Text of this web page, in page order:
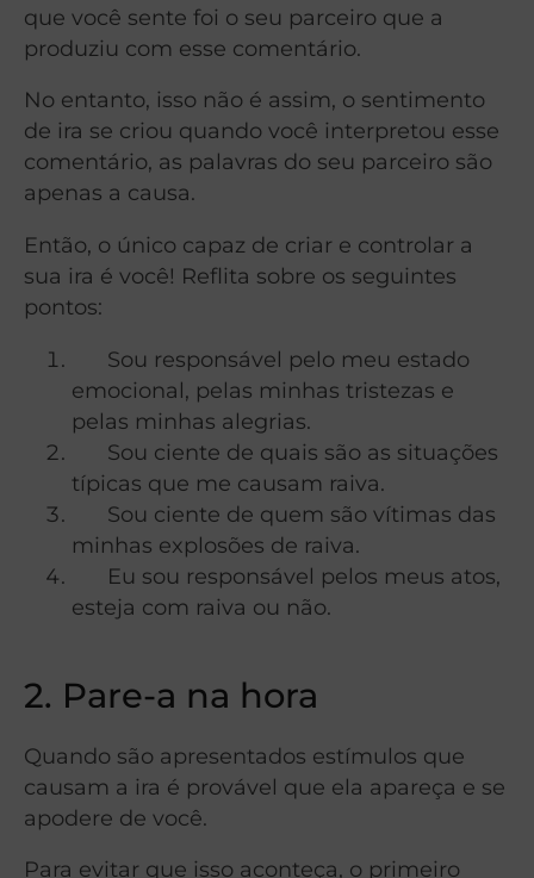
que você sente foi o seu parceiro que a
produziu com esse comentário.
No entanto, isso não é assim, o sentimento
de ira se criou quando você interpretou esse
comentário, as palavras do seu parceiro são
apenas a causa.
Então, o único capaz de criar e controlar a
sua ira é você! Reflita sobre os seguintes
pontos:
Sou responsável pelo meu estado
emocional, pelas minhas tristezas e
pelas minhas alegrias.
Sou ciente de quais são as situações
típicas que me causam raiva.
Sou ciente de quem são vítimas das
minhas explosões de raiva.
Eu sou responsável pelos meus atos,
esteja com raiva ou não.
2. Pare-a na hora
Quando são apresentados estímulos que
causam a ira é provável que ela apareça e se
apodere de você.
Para evitar que isso aconteça, o primeiro